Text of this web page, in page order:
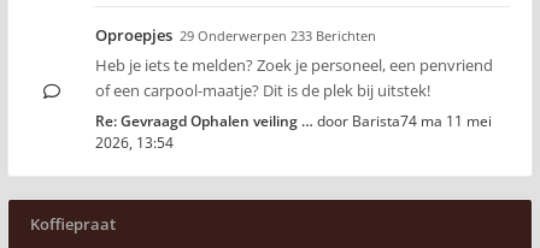
Oproepjes 29 Onderwerpen 233 Berichten
Heb je iets te melden? Zoek je personeel, een penvriend
of een carpool-maatje? Dit is de plek bij uitstek!
Re: Gevraagd Ophalen veiling … door Barista74 ma 11 mei
2026, 13:54
Koffiepraat